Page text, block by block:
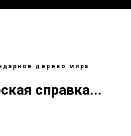
дерево мира
справка...